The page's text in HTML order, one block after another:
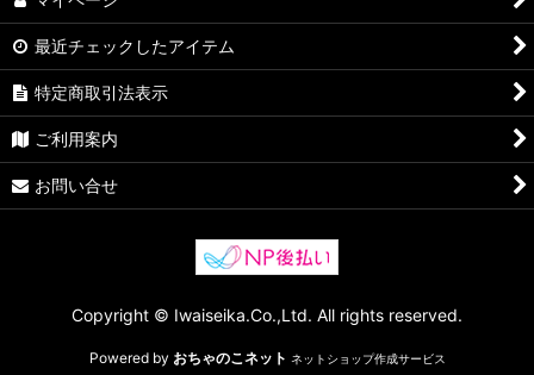
最近チェックしたアイテム
特定商取引法表示
ご利用案内
お問い合せ
Copyright © Iwaiseika.Co.,Ltd. All rights reserved.
Powered by おちゃのこネット ネットショップ作成サービス